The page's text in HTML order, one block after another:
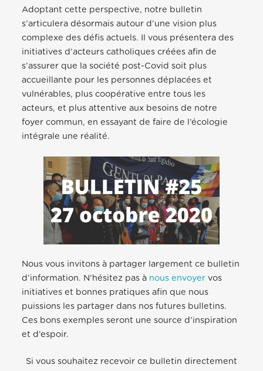
Adoptant cette perspective, notre bulletin
s’articulera désormais autour d’une vision plus
complexe des défis actuels. Il vous présentera des
initiatives d’acteurs catholiques créées afin de
s’assurer que la société post-Covid soit plus
accueillante pour les personnes déplacées et
vulnérables, plus coopérative entre tous les
acteurs, et plus attentive aux besoins de notre
foyer commun, en essayant de faire de l’écologie
intégrale une réalité.
Nous vous invitons à partager largement ce bulletin
d’information. N’hésitez pas à nous envoyer vos
initiatives et bonnes pratiques afin que nous
puissions les partager dans nos futures bulletins.
Ces bons exemples seront une source d’inspiration
et d’espoir.
Si vous souhaitez recevoir ce bulletin directement